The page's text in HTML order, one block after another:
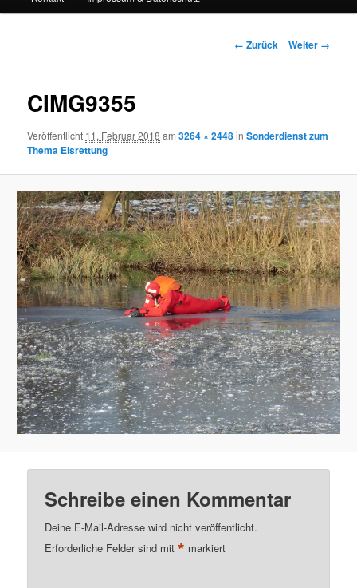
Bilder-
← Zurück Weiter →
CIMG9355
Veröffentlicht 11. Februar 2018 am3264 × 2448inSonderdienst zum
Thema Eisrettung
Schreibe einen Kommentar
Deine E-Mail-Adresse wird nicht veröffentlicht.
Erforderliche Felder sind mit* markiert